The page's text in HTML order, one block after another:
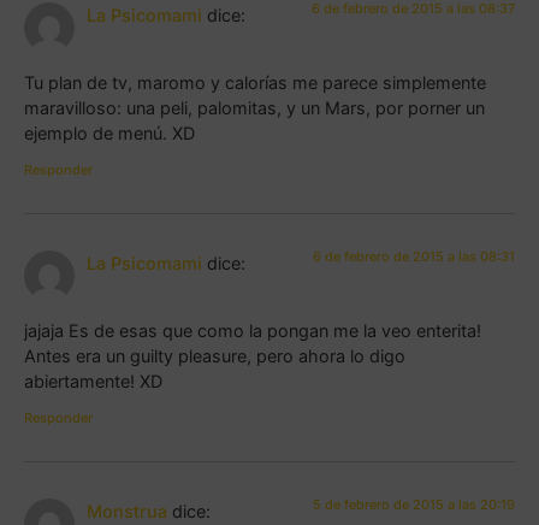
La Psicomami dice: 6 de febrero de 2015 a las 08:37
Tu plan de tv, maromo y calorías me parece simplemente
maravilloso: una peli, palomitas, y un Mars, por porner un
ejemplo de menú. XD
Responder
La Psicomami dice: 6 de febrero de 2015 a las 08:31
jajaja Es de esas que como la pongan me la veo enterita!
Antes era un guilty pleasure, pero ahora lo digo
abiertamente! XD
Responder
Monstrua dice: 5 de febrero de 2015 a las 20:19